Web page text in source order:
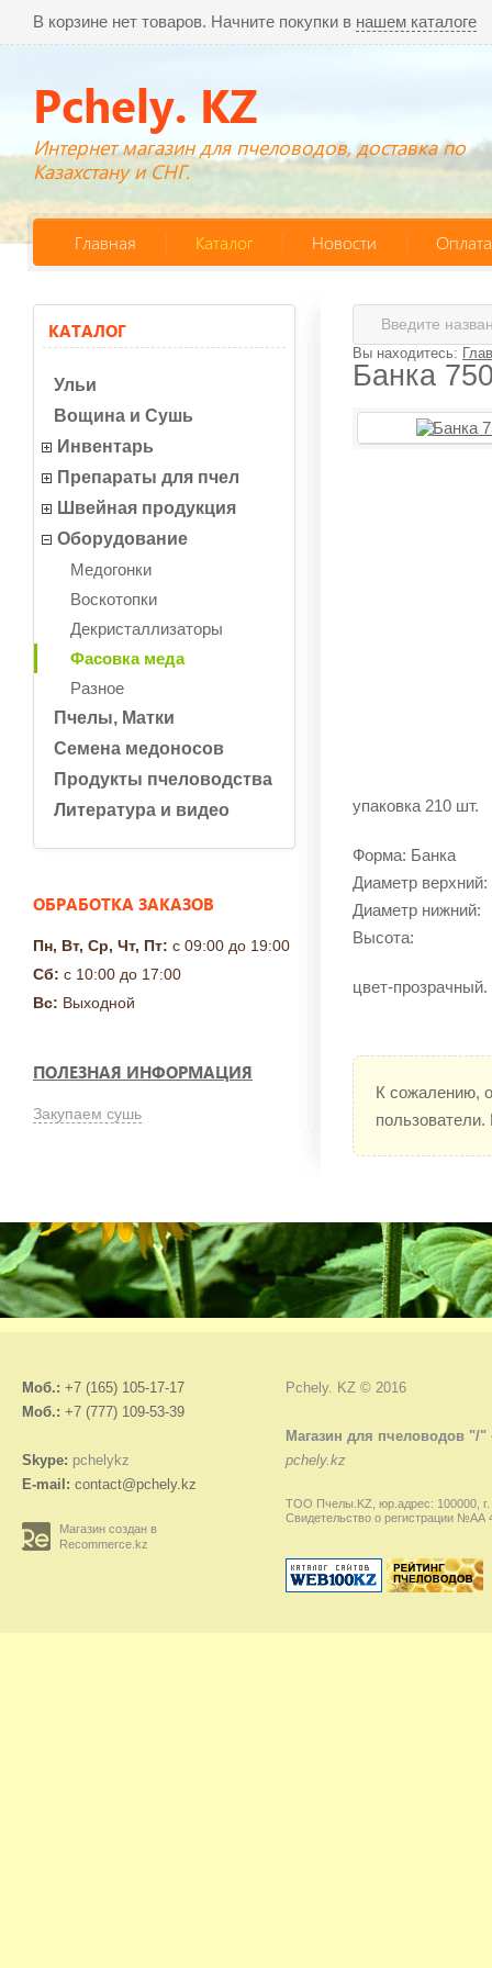
В корзине нет товаров. Начните покупки в нашем каталоге
Pchely. KZ
Интернет магазин для пчеловодов, доставка по
Казахстану и СНГ.
Главная Каталог Новости
КАТАЛОГ
Ульи
Вощина и Сушь
Инвентарь
Препараты для пчел
Швейная продукция
Оборудование
Медогонки
Воскотопки
Декристаллизаторы
Фасовка меда
Разное
Пчелы, Матки
Семена медоносов
Продукты пчеловодства
Литература и видео
ОБРАБОТКА ЗАКАЗОВ
Пн, Вт, Ср, Чт, Пт: с 09:00 до 19:00
Сб: с 10:00 до 17:00
Вс: Выходной
ПОЛЕЗНАЯ ИНФОРМАЦИЯ
Закупаем сушь
Вы находитесь:
Банка
упаковка 210 шт.
Форма: Банка
Диаметр верхний:
Диаметр нижний:
Высота:
цвет-прозрачный.
К сожалению,
Моб.: +7 (165) 105-17-17
Моб.: +7 (777) 109-53-39
Skype: pchelykz
E-mail: contact@pchely.kz
Магазин создан в
Recommerce.kz
Pchely. KZ © 2016
Магазин для пчеловодов "/"
pchely.kz
ТОО Пчелы.KZ, юр.адрес: 100000, г.
Свидетельство о регистрации №АА